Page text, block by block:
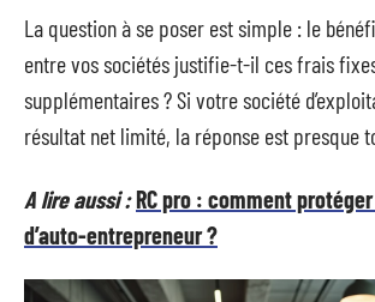
La question à se poser est simple : le
entre vos sociétés justifie-t-il ces frais
supplémentaires ? Si votre société
résultat net limité, la réponse est presque
A lire aussi :RC pro : comment
d’auto-entrepreneur ?